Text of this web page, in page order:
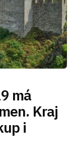
má
Kraj
i